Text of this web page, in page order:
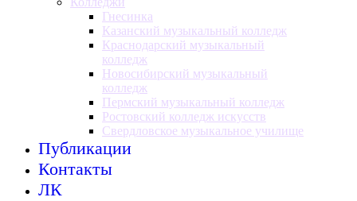
Гнесинка
Казанский музыкальный колледж
Краснодарский музыкальный
колледж
Новосибирский музыкальный
колледж
Пермский музыкальный колледж
Ростовский колледж искусств
Свердловское музыкальное училище
Публикации
Контакты
ЛК